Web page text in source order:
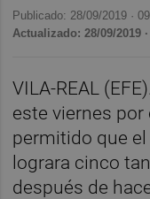
Publicado: 28/09/2019 ·
Actualizado: 28/09/2019
VILA-REAL
este viernes por
permitido que
lograra cinco
después de